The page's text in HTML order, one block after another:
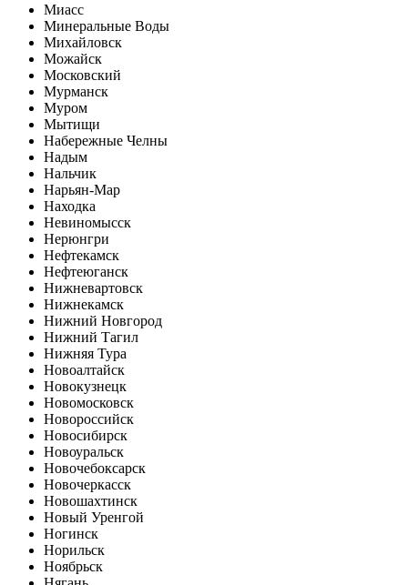
Миасс
Минеральные Воды
Михайловск
Можайск
Московский
Мурманск
Муром
Мытищи
Набережные Челны
Надым
Нальчик
Нарьян-Мар
Находка
Невиномысск
Нерюнгри
Нефтекамск
Нефтеюганск
Нижневартовск
Нижнекамск
Нижний Новгород
Нижний Тагил
Нижняя Тура
Новоалтайск
Новокузнецк
Новомосковск
Новороссийск
Новосибирск
Новоуральск
Новочебоксарск
Новочеркасск
Новошахтинск
Новый Уренгой
Ногинск
Норильск
Ноябрьск